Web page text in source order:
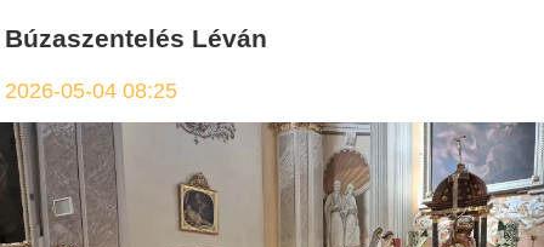
Búzaszentelés Léván
2026-05-04 08:25